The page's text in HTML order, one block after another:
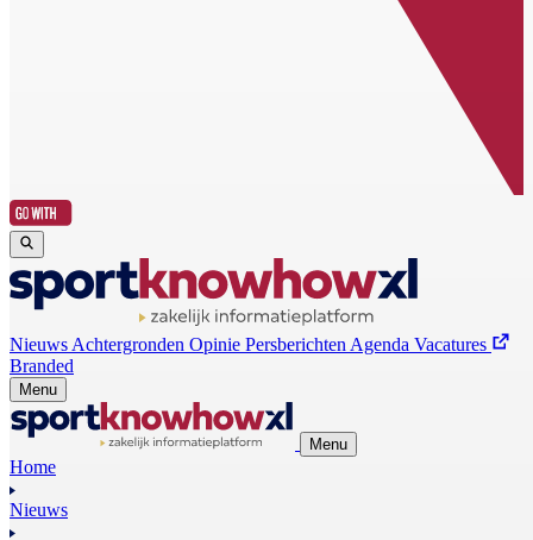
Nieuws Achtergronden Opinie Persberichten Agenda Vacatures
Branded
Menu
Menu
Home
Nieuws